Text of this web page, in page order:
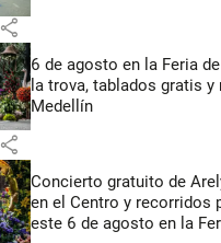
share
6 de agosto en la Feria
la trova, tablados gratis y
Medellín
share
Concierto gratuito de
en el Centro y recorridos
este 6 de agosto en la